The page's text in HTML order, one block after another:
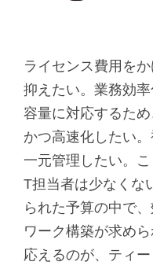
ライセンス費用を
抑えたい。業務効
容量に対応するた
かつ高速化したい
一元管理したい。
T担当者は少なくな
られた予算の中で
ワーク構築が求め
応えるのが、ティ